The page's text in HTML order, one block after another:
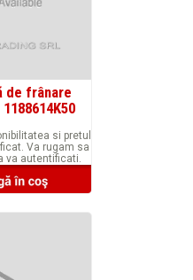
de frânare
si pretul
Va rugam sa
va autentificati.